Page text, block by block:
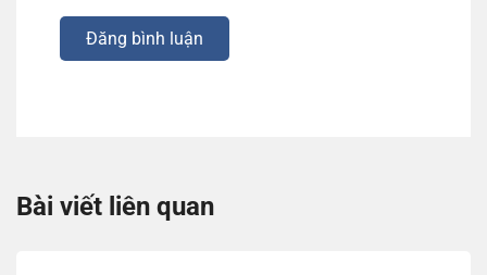
Đăng bình luận
Bài viết liên quan